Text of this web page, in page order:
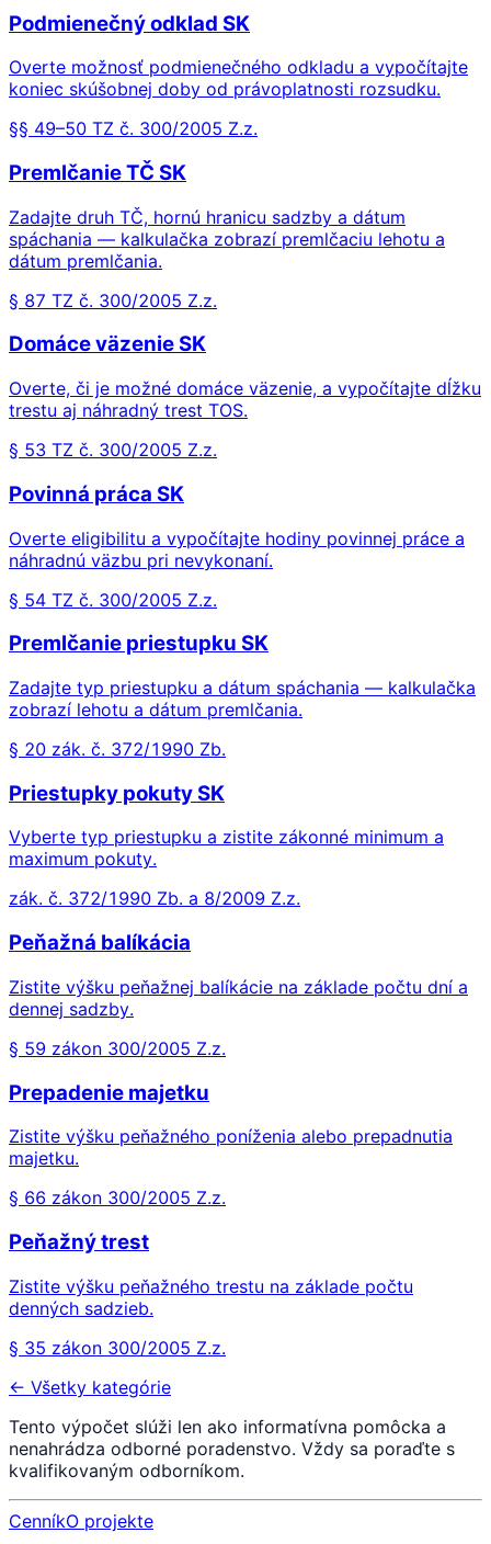
Podmienečný odklad SK
Overte možnosť podmienečného odkladu a vypočítajte
koniec skúšobnej doby od právoplatnosti rozsudku.
§§ 49–50 TZ č. 300/2005 Z.z.
Premlčanie TČ SK
Zadajte druh TČ, hornú hranicu sadzby a dátum
spáchania — kalkulačka zobrazí premlčaciu lehotu a
dátum premlčania.
§ 87 TZ č. 300/2005 Z.z.
Domáce väzenie SK
Overte, či je možné domáce väzenie, a vypočítajte dĺžku
trestu aj náhradný trest TOS.
§ 53 TZ č. 300/2005 Z.z.
Povinná práca SK
Overte eligibilitu a vypočítajte hodiny povinnej práce a
náhradnú väzbu pri nevykonaní.
§ 54 TZ č. 300/2005 Z.z.
Premlčanie priestupku SK
Zadajte typ priestupku a dátum spáchania — kalkulačka
zobrazí lehotu a dátum premlčania.
§ 20 zák. č. 372/1990 Zb.
Priestupky pokuty SK
Vyberte typ priestupku a zistite zákonné minimum a
maximum pokuty.
zák. č. 372/1990 Zb. a 8/2009 Z.z.
Peňažná balíkácia
Zistite výšku peňažnej balíkácie na základe počtu dní a
dennej sadzby.
§ 59 zákon 300/2005 Z.z.
Prepadenie majetku
Zistite výšku peňažného poníženia alebo prepadnutia
majetku.
§ 66 zákon 300/2005 Z.z.
Peňažný trest
Zistite výšku peňažného trestu na základe počtu
denných sadzieb.
§ 35 zákon 300/2005 Z.z.
← Všetky kategórie
Tento výpočet slúži len ako informatívna pomôcka a
nenahrádza odborné poradenstvo. Vždy sa poraďte s
kvalifikovaným odborníkom.
CenníkO projekte